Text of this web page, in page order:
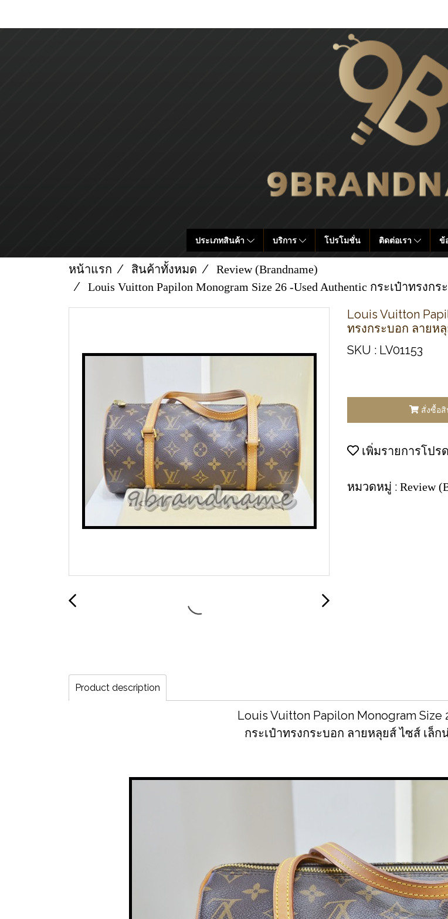
ประเภทสินค้า บริการ โปรโมชั่น ติดต่อเรา ข้
หน้าแรก สินค้าทั้งหมด
Review (Brandname)
Louis Vuitton Papilon Monogram Size 26 -Used Authentic กระเป๋าทร
Louis Vuitton
ทรงกระบอก ลายห
SKU : LV01153
สั่งซื้อ
เพิ่มรายการโปรด
หมวดหมู่ : Review
Product description
Louis Vuitton Papilon Monogram Size
กระเป๋าทรงกระบอก ลายหลุยส์ ไซส์ เล็